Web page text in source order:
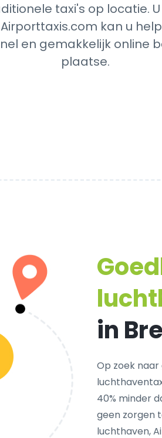
taxi's op locatie.
kan u
en gemakkelijk online
plaatse.
in
Op zoek
40% minder
geen zorgen
luchthaven,